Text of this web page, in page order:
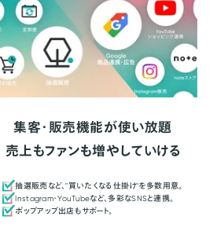
集客・販売機能が使い放題
売上もファンも増やしていける
抽選販売など、"買いたくなる仕掛け"を多数用意。
Instagram・YouTubeなど、多彩なSNSと連携。
ポップアップ出店もサポート。